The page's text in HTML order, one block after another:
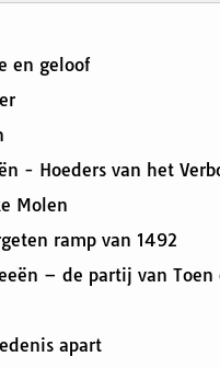
en geloof
- Hoeders van het
Molen
ramp van 1492
– de partij van Toen
apart